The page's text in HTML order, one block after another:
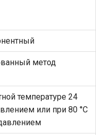
метод
температуре 24
или при 80 °С